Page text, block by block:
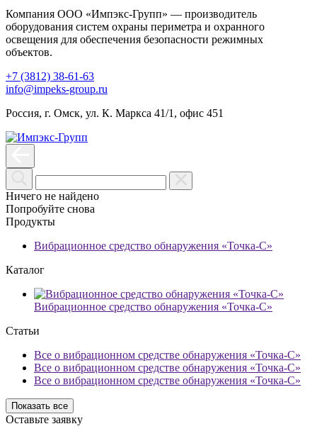
Компания ООО «Импэкс-Групп» — производитель
оборудования систем охраны периметра и охранного
освещения для обеспечения безопасности режимных
объектов.
+7 (3812) 38-61-63
info@impeks-group.ru
Россия, г. Омск, ул. К. Маркса 41/1, офис 451
Ничего не найдено
Попробуйте снова
Продукты
Вибрационное средство обнаружения «Точка-С»
Каталог
Вибрационное средство обнаружения «Точка-С»
Статьи
Все о вибрационном средстве обнаружения «Точка-С»
Все о вибрационном средстве обнаружения «Точка-С»
Все о вибрационном средстве обнаружения «Точка-С»
Показать все
Оставьте заявку